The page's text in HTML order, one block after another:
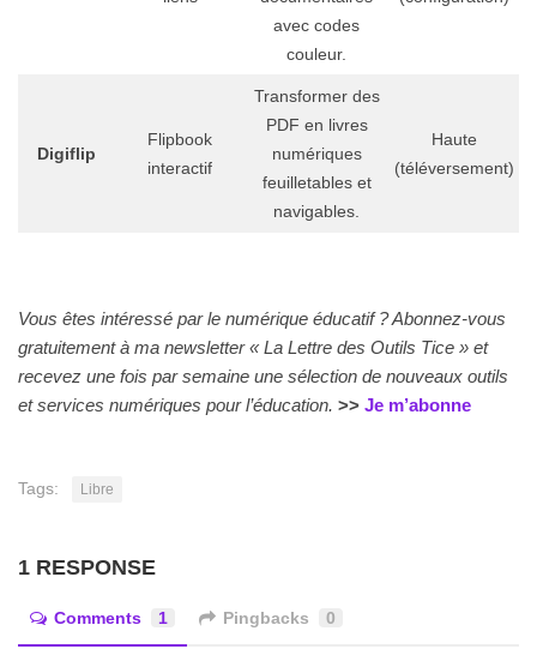
avec codes
couleur.
Digiflip
Flipbook
interactif
Transformer des
PDF en livres
numériques
feuilletables et
navigables.
Haute
(téléversement)
Vous êtes intéressé par le numérique éducatif ? Abonnez-vous
gratuitement à ma newsletter « La Lettre des Outils Tice » et
recevez une fois par semaine une sélection de nouveaux outils
et services numériques pour l’éducation. >> Je m’abonne
Tags: Libre
1 RESPONSE
Comments 1 Pingbacks 0